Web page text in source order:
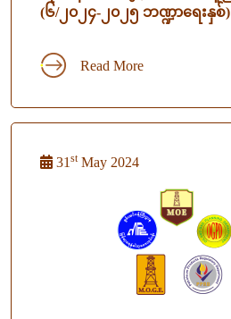
(၆/၂၀၂၄-၂၀၂၅ ဘဏ္ဍာရေးနှစ်)
Read More
31 stMay 2024